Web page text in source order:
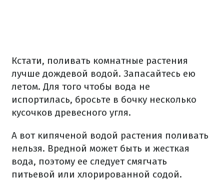
Кстати, поливать комнатные растения
лучше дождевой водой. Запасайтесь ею
летом. Для того чтобы вода не
испортилась, бросьте в бочку несколько
кусочков древесного угля.
А вот кипяченой водой растения поливать
нельзя. Вредной может быть и жесткая
вода, поэтому ее следует смягчать
питьевой или хлорированной содой.